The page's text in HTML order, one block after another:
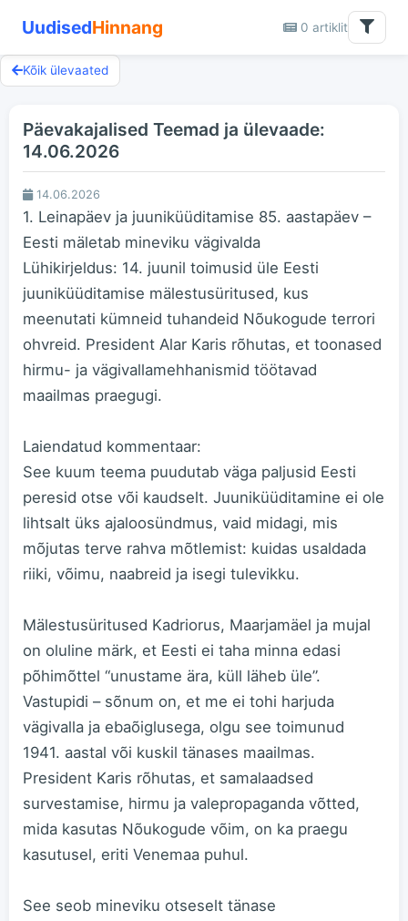
UudisedHinnang 0 artiklit
Kõik ülevaated
Päevakajalised Teemad ja ülevaade:
14.06.2026
14.06.2026
1. Leinapäev ja juuniküüditamise 85. aastapäev –
Eesti mäletab mineviku vägivalda
Lühikirjeldus: 14. juunil toimusid üle Eesti
juuniküüditamise mälestusüritused, kus
meenutati kümneid tuhandeid Nõukogude terrori
ohvreid. President Alar Karis rõhutas, et toonased
hirmu- ja vägivallamehhanismid töötavad
maailmas praegugi.
Laiendatud kommentaar:
See kuum teema puudutab väga paljusid Eesti
peresid otse või kaudselt. Juuniküüditamine ei ole
lihtsalt üks ajaloosündmus, vaid midagi, mis
mõjutas terve rahva mõtlemist: kuidas usaldada
riiki, võimu, naabreid ja isegi tulevikku.
Mälestusüritused Kadriorus, Maarjamäel ja mujal
on oluline märk, et Eesti ei taha minna edasi
põhimõttel “unustame ära, küll läheb üle”.
Vastupidi – sõnum on, et me ei tohi harjuda
vägivalla ja ebaõiglusega, olgu see toimunud
1941. aastal või kuskil tänases maailmas.
President Karis rõhutas, et samalaadsed
survestamise, hirmu ja valepropaganda võtted,
mida kasutas Nõukogude võim, on ka praegu
kasutusel, eriti Venemaa puhul.
See seob mineviku otseselt tänase